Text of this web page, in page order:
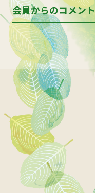
会員からのコメント